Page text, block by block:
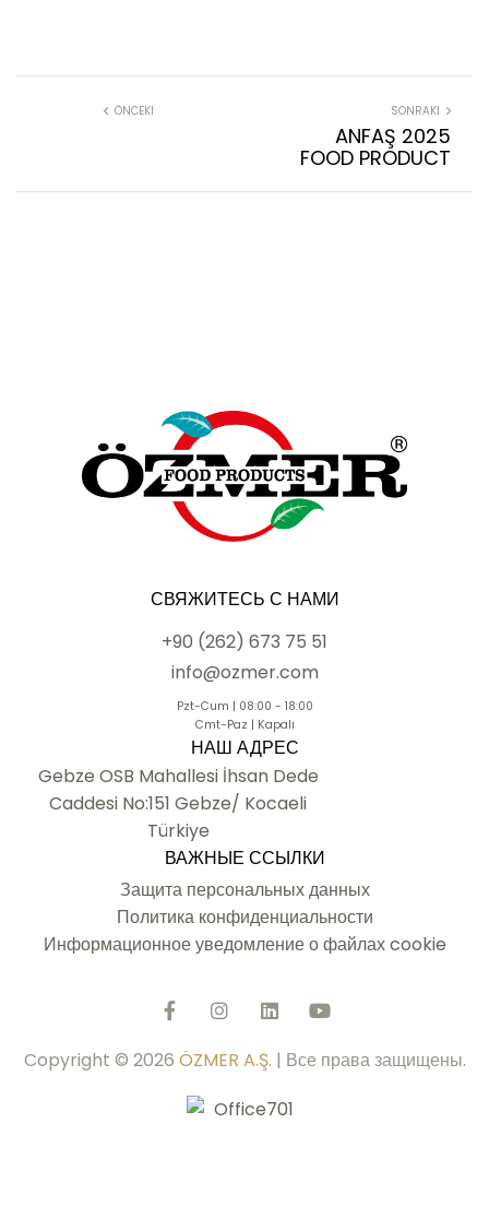
ÖNCEKI SONRAKI
ANFAŞ 2025
FOOD PRODUCT
СВЯЖИТЕСЬ С НАМИ
+90 (262) 673 75 51
info@ozmer.com
Pzt-Cum | 08:00 - 18:00
Cmt-Paz | Kapalı
НАШ АДРЕС
Gebze OSB Mahallesi İhsan Dede
Caddesi No:151 Gebze/ Kocaeli
Türkiye
ВАЖНЫЕ ССЫЛКИ
Защита персональных данных
Политика конфиденциальности
Информационное уведомление о файлах cookie
Copyright © 2026 ÖZMER A.Ş. | Все права защищены.